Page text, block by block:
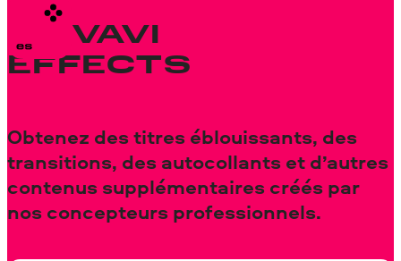
MOVAVI
EFFECTS
Obtenez des titres éblouissants, des
transitions, des autocollants et d’autres
contenus supplémentaires créés par
nos concepteurs professionnels.